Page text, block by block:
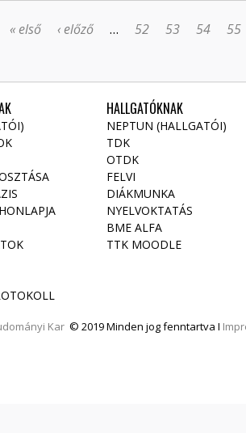
« első ‹ előző … 52 53 54 55
Kar © 2019 Minden jog fenntartva I
HALLGATÓKNAK
NEPTUN (HALLGATÓI)
TDK
OTDK
FELVI
DIÁKMUNKA
NYELVOKTATÁS
BME ALFA
TTK MOODLE